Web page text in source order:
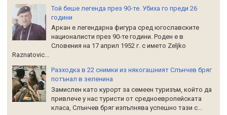
Той беше легенда през 90-те. Убиха го преди 26
години
Аркан е легендарна фигура сред югославските
националисти през 90-те години. Роден е в
Словения на 17 април 1952 г. с името Zeljko
Raznatoviс...
Разходка в 22 снимки из някогашният Слънчев бряг
потънал в зеленина
Замислен като курорт за семеен туризъм, който да
привлече у нас туристи от средноевропейската
класа, Слънчев бряг изпълнява успешно тази с...